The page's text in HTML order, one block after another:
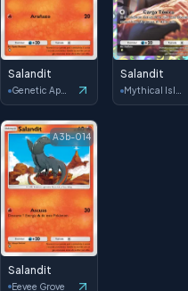
Salandit
Genetic Apex
Salandit
Mythical Island
A3b-014
Salandit
Eevee Grove